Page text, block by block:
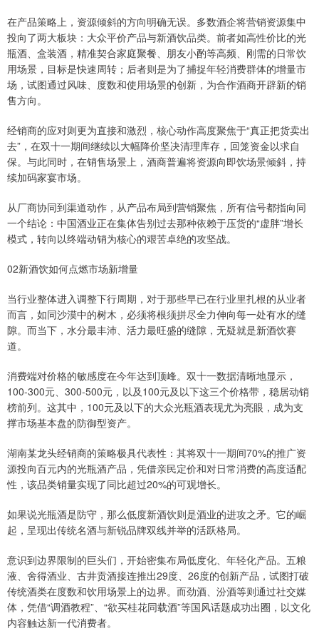
在产品策略上，资源倾斜的方向明确无误。多数酒企将营销资源集中
投向了两大板块：大众平价产品与新酒饮品类。前者如高性价比的光
瓶酒、盒装酒，精准契合家庭聚餐、朋友小酌等高频、刚需的日常饮
用场景，目标是快速周转；后者则是为了捕捉年轻消费群体的增量市
场，试图通过风味、度数和使用场景的创新，为合作酒商开辟新的销
售方向。
经销商的应对则更为直接和激烈，核心动作高度聚焦于“真正把货卖出
去”，在双十一期间继续以大幅降价坚决清理库存，回笼资金以求自
保。与此同时，在销售场景上，酒商普遍将资源向即饮场景倾斜，持
续加码家宴市场。
从厂商协同到渠道动作，从产品布局到营销聚焦，所有信号都指向同
一个结论：中国酒业正在集体告别过去那种依赖于压货的“虚胖”增长
模式，转向以终端动销为核心的艰苦卓绝的攻坚战。
02新酒饮如何点燃市场新增量
当行业整体进入调整下行周期，对于那些早已在行业里扎根的从业者
而言，如同沙漠中的树木，必须将根须拼尽全力伸向每一处有水的缝
隙。而当下，水分最丰沛、活力最旺盛的缝隙，无疑就是新酒饮赛
道。
消费端对价格的敏感度在今年达到顶峰。双十一数据清晰地显示，
100-300元、300-500元，以及100元及以下这三个价格带，稳居动销
榜前列。这其中，100元及以下的大众光瓶酒表现尤为亮眼，成为支
撑市场基本盘的防御型资产。
湖南某龙头经销商的策略极具代表性：其将双十一期间70%的推广资
源投向百元内的光瓶酒产品，凭借亲民定价和对日常消费的高度适配
性，该品类销量实现了同比超过20%的可观增长。
如果说光瓶酒是防守，那么低度新酒饮则是酒业的进攻之矛。它的崛
起，呈现出传统名酒与新锐品牌双线并举的活跃格局。
意识到边界限制的巨头们，开始密集布局低度化、年轻化产品。五粮
液、舍得酒业、古井贡酒接连推出29度、26度的创新产品，试图打破
传统酒类在度数和饮用场景上的边界。而劲酒、汾酒等则通过社交媒
体，凭借“调酒教程”、“欲买桂花同载酒”等国风话题成功出圈，以文化
内容触达新一代消费者。